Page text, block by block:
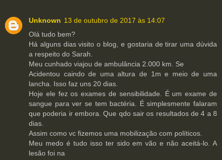
Unknown 13 de outubro de 2017 às 14:07
Olá tudo bem?
Há alguns dias visito o blog, e gostaria de tirar uma dúvida
a respeito do Sarah.
Meu cunhado viajou de ambulância 2.000 km. Se
Acidentou caindo de uma altura de 1m e meio de uma
lancha. Isso faz uns 20 dias.
Hoje ele fez os exames de sensibilidade. É um exame de
sangue para ver se tem bactéria. É simplesmente falaram
que poderia ir embora. Que qdo sair os resultados de 4 a 8
dias.
Assim como vc fizemos uma mobilização com políticos.
Meu medo é tudo isso ter sido em vão e não aceitá-lo. A
lesão foi na